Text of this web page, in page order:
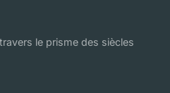
le prisme des siècles